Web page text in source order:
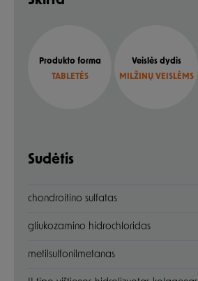
Produkto forma
TABLETĖS
Veislės dydis
MILŽINŲ VEISLĖMS
Sudėtis
chondroitino sulfatas
gliukozamino hidrochloridas
metilsulfonilmetanas